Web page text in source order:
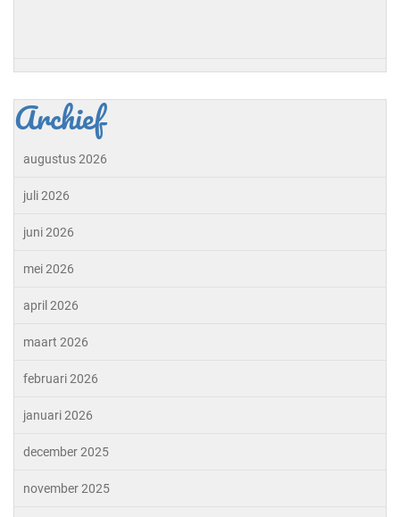
Archief
augustus 2026
juli 2026
juni 2026
mei 2026
april 2026
maart 2026
februari 2026
januari 2026
december 2025
november 2025